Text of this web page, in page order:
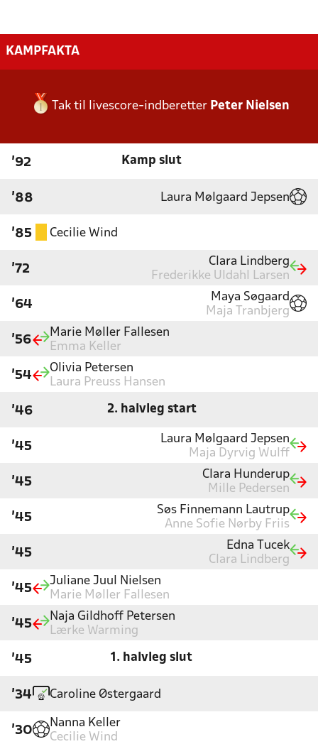
KAMPFAKTA
Tak til livescore-indberetter Peter Nielsen
'92 Kamp slut
'88 Laura Mølgaard Jepsen
'85 Cecilie Wind
'72
Clara Lindberg
Frederikke Uldahl Larsen
'64
Maya Søgaard
Maja Tranbjerg
'56
Marie Møller Fallesen
Emma Keller
'54
Olivia Petersen
Laura Preuss Hansen
'46 2. halvleg start
'45
Laura Mølgaard Jepsen
Maja Dyrvig Wulff
'45
Clara Hunderup
Mille Pedersen
'45
Søs Finnemann Lautrup
Anne Sofie Nørby Friis
'45
Edna Tucek
Clara Lindberg
'45
Juliane Juul Nielsen
Marie Møller Fallesen
'45
Naja Gildhoff Petersen
Lærke Warming
'45 1. halvleg slut
'34 Caroline Østergaard
'30
Nanna Keller
Cecilie Wind